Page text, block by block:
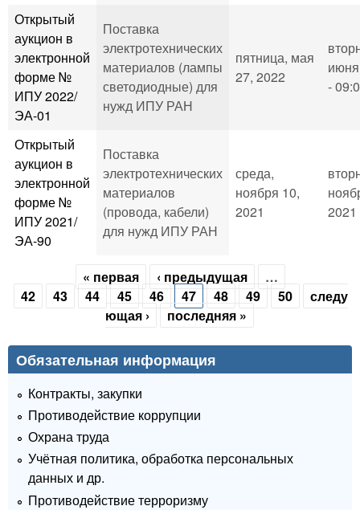
Открытый
аукцион в
электронной
форме №
ИПУ 2022/
ЭА-01
Поставка
электротехнических
материалов (лампы
светодиодные) для
нужд ИПУ РАН
пятница, мая
27, 2022
-
Открытый
аукцион в
электронной
форме №
ИПУ 2021/
ЭА-90
Поставка
электротехнических
материалов
(провода, кабели)
для нужд ИПУ РАН
среда,
ноября 10,
2021
2021
Страницы
« первая ‹ предыдущая
…
42
43 44 45 46 47 48 49 50
следу
ющая ›
последняя »
Обязательная информация
Контракты, закупки
Противодействие коррупции
Охрана труда
Учётная политика, обработка персональных
данных и др.
Противодействие терроризму